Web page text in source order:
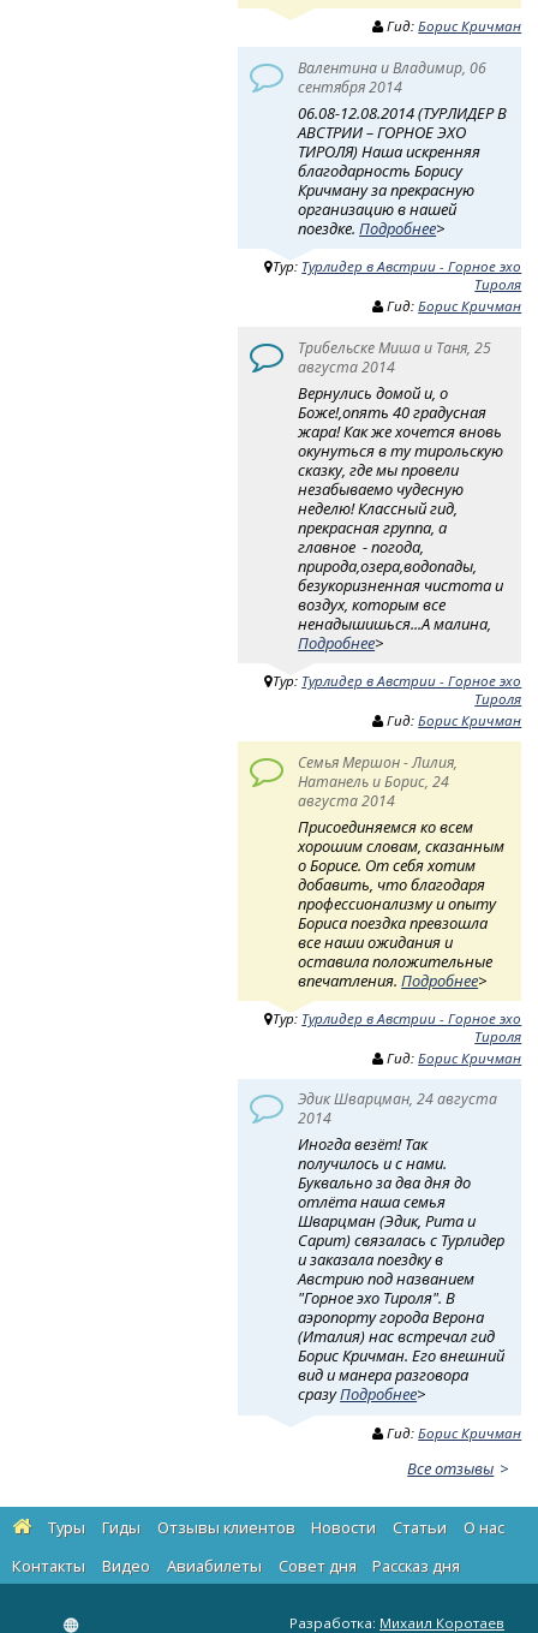
Гид:Борис Кричман
Валентина и Владимир, 06
сентября 2014
06.08-12.08.2014 (ТУРЛИДЕР В
АВСТРИИ – ГОРНОЕ ЭХО
ТИРОЛЯ) Наша искренняя
благодарность Борису
Кричману за прекрасную
организацию в нашей
поездке.Подробнее>
Тур: Турлидер в Австрии - Горное эхо
Тироля
Гид:Борис Кричман
Трибельске Миша и Таня, 25
августа 2014
Вернулись домой и, о
Боже!,опять 40 градусная
жара! Как же хочется вновь
окунуться в ту тирольскую
сказку, где мы провели
незабываемо чудесную
неделю! Классный гид,
прекрасная группа, а
главное - погода,
природа,озера,водопады,
безукоризненная чистота и
воздух, которым все
ненадышишься...А малина,
Подробнее>
Тур: Турлидер в Австрии - Горное эхо
Тироля
Гид:Борис Кричман
Семья Мершон - Лилия,
Натанель и Борис, 24
августа 2014
Присоединяемся ко всем
хорошим словам, сказанным
о Борисе. От себя хотим
добавить, что благодаря
профессионализму и опыту
Бориса поездка превзошла
все наши ожидания и
оставила положительные
впечатления.Подробнее>
Тур: Турлидер в Австрии - Горное эхо
Тироля
Гид:Борис Кричман
Эдик Шварцман, 24 августа
2014
Иногда везёт! Так
получилось и с нами.
Буквально за два дня до
отлёта наша семья
Шварцман (Эдик, Рита и
Сарит) связалась с Турлидер
и заказала поездку в
Австрию под названием
"Горное эхо Тироля". В
аэропорту города Верона
(Италия) нас встречал гид
Борис Кричман. Его внешний
вид и манера разговора
сразуПодробнее>
Гид:Борис Кричман
Все отзывы
Туры Гиды Отзывы клиентов Новости Статьи
О нас
Контакты
Видео Авиабилеты Cовет дня Рассказ дня
Разработка: Михаил Коротаев